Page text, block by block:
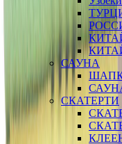
САУНА
СКАТЕРТИ